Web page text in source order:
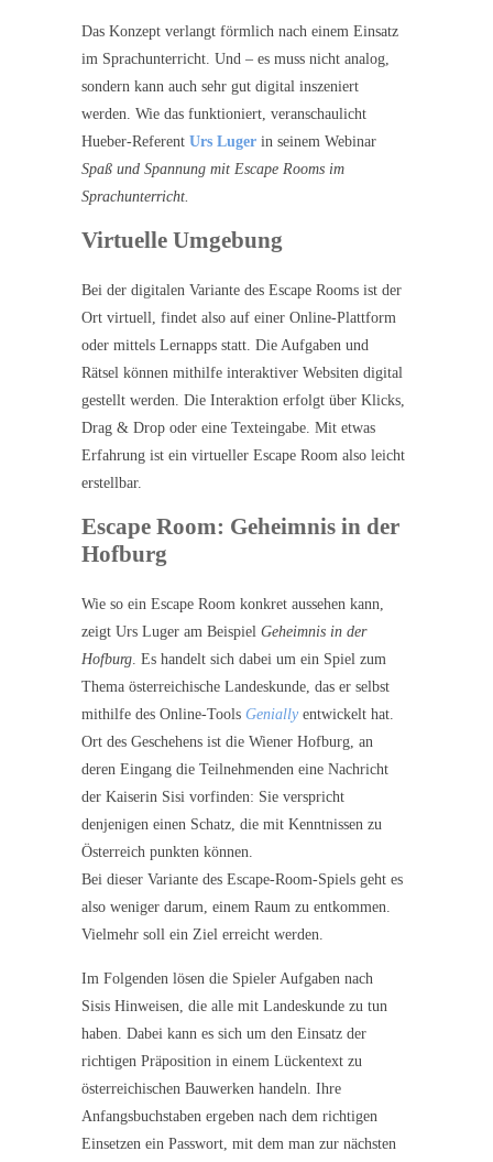
Das Konzept verlangt förmlich nach einem Einsatz
im Sprachunterricht. Und – es muss nicht analog,
sondern kann auch sehr gut digital inszeniert
werden. Wie das funktioniert, veranschaulicht
Hueber-Referent Urs Luger in seinem Webinar
Spaß und Spannung mit Escape Rooms im
Sprachunterricht.
Virtuelle Umgebung
Bei der digitalen Variante des Escape Rooms ist der
Ort virtuell, findet also auf einer Online-Plattform
oder mittels Lernapps statt. Die Aufgaben und
Rätsel können mithilfe interaktiver Websiten digital
gestellt werden. Die Interaktion erfolgt über Klicks,
Drag & Drop oder eine Texteingabe. Mit etwas
Erfahrung ist ein virtueller Escape Room also leicht
erstellbar.
Escape Room: Geheimnis in der
Hofburg
Wie so ein Escape Room konkret aussehen kann,
zeigt Urs Luger am Beispiel Geheimnis in der
Hofburg. Es handelt sich dabei um ein Spiel zum
Thema österreichische Landeskunde, das er selbst
mithilfe des Online-Tools Genially entwickelt hat.
Ort des Geschehens ist die Wiener Hofburg, an
deren Eingang die Teilnehmenden eine Nachricht
der Kaiserin Sisi vorfinden: Sie verspricht
denjenigen einen Schatz, die mit Kenntnissen zu
Österreich punkten können.
Bei dieser Variante des Escape-Room-Spiels geht es
also weniger darum, einem Raum zu entkommen.
Vielmehr soll ein Ziel erreicht werden.
Im Folgenden lösen die Spieler Aufgaben nach
Sisis Hinweisen, die alle mit Landeskunde zu tun
haben. Dabei kann es sich um den Einsatz der
richtigen Präposition in einem Lückentext zu
österreichischen Bauwerken handeln. Ihre
Anfangsbuchstaben ergeben nach dem richtigen
Einsetzen ein Passwort, mit dem man zur nächsten